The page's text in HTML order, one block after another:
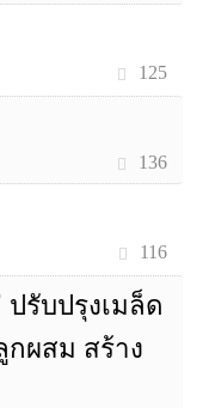
125
136
116
รับปรุงเมล็ด
ผสม สร้าง